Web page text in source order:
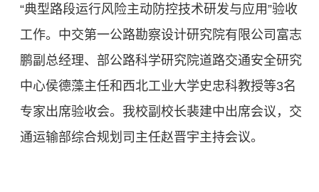
“典型路段运行风险主动防控技术研发与应用”验收
工作。中交第一公路勘察设计研究院有限公司富志
鹏副总经理、部公路科学研究院道路交通安全研究
中心侯德藻主任和西北工业大学史忠科教授等3名
专家出席验收会。我校副校长裴建中出席会议，交
通运输部综合规划司 主任赵晋宇主持会议。